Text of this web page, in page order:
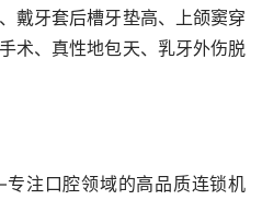
戴牙套后槽牙垫高、上颌窦穿
术、真性地包天、乳牙外伤脱
注口腔领域的高品质连锁机